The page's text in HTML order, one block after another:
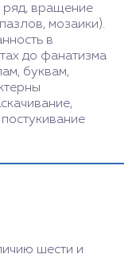
ряд, вращение
мозаики).
в
до фанатизма
буквам,
шести и